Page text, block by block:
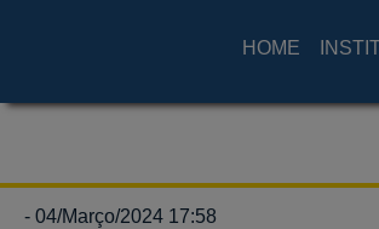
HOME
- 04/Março/2024 17:58